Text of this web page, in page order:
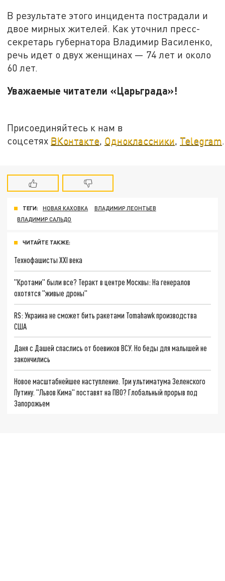
В результате этого инцидента пострадали и
двое мирных жителей. Как уточнил пресс-
секретарь губернатора Владимир Василенко,
речь идет о двух женщинах — 74 лет и около
60 лет.
Уважаемые читатели «Царьграда»!
Присоединяйтесь к нам в
соцсетях ВКонтакте, Одноклассники, Telegram.
ТЕГИ: НОВАЯ КАХОВКА
ВЛАДИМИР ЛЕОНТЬЕВ
ВЛАДИМИР САЛЬДО
ЧИТАЙТЕ ТАКЖЕ:
Технофашисты XXI века
"Кротами" были все? Теракт в центре Москвы: На генералов
охотятся "живые дроны"
RS: Украина не сможет бить ракетами Tomahawk производства
США
Даня с Дашей спаслись от боевиков ВСУ. Но беды для малышей не
закончились
Новое масштабнейшее наступление. Три ультиматума Зеленского
Путину. "Львов Кима" поставят на ПВО? Глобальный прорыв под
Запорожьем